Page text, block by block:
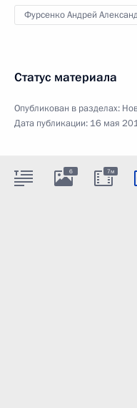
Фурсенко Андрей
Статус материала
Опубликован в разделах:
Дата публикации: 16 мая
6 7м